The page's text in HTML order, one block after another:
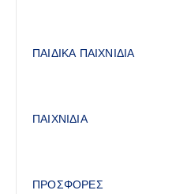
ΠΑΙΔΙΚΑ ΠΑΙΧΝΙΔΙΑ
ΠΑΙΧΝΙΔΙΑ
ΠΡΟΣΦΟΡΕΣ